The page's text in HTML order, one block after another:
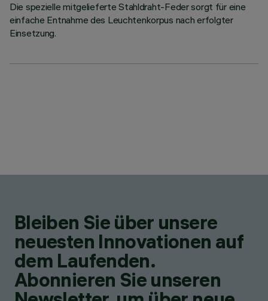
Die spezielle mitgelieferte Stahldraht-Feder sorgt für eine
einfache Entnahme des Leuchtenkorpus nach erfolgter
Einsetzung.
Bleiben Sie über unsere
neuesten Innovationen auf
dem Laufenden.
Abonnieren Sie unseren